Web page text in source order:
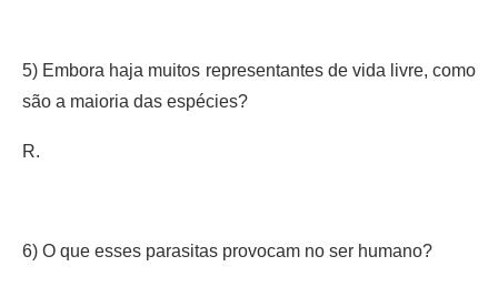
5) Embora haja muitos representantes de vida livre, como
são a maioria das espécies?
R.
6) O que esses parasitas provocam no ser humano?